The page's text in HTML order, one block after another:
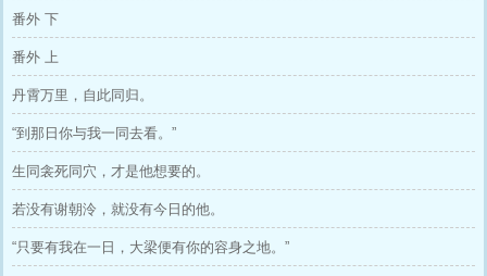
番外 下
番外 上
丹霄万里，自此同归。
“到那日你与我一同去看。”
生同衾死同穴，才是他想要的。
若没有谢朝泠，就没有今日的他。
“只要有我在一日，大梁便有你的容身之地。”